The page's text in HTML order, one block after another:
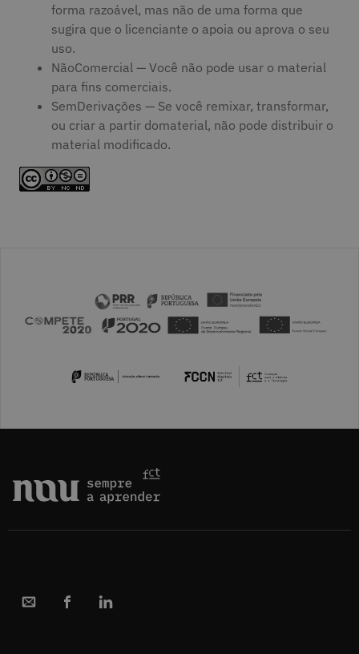
forma razoável, mas não de uma forma que
sugira que o licenciante o apoia ou aprova o seu
uso.
NãoComercial — Você não pode usar o material
para fins comerciais.
SemDerivações — Se você remixar, transformar,
ou criar a partir domaterial, não pode distribuir o
material modificado.